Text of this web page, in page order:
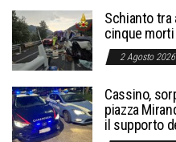
Schianto tra
cinque
2 Agosto 2026
Cassino,
piazza
il supporto